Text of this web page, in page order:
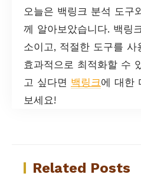
오늘은 백링크 분석 도구
께 알아보았습니다. 백링
소이고, 적절한 도구를 사
효과적으로 최적화할 수
고 싶다면 백링크에 대한
보세요!
Related Posts